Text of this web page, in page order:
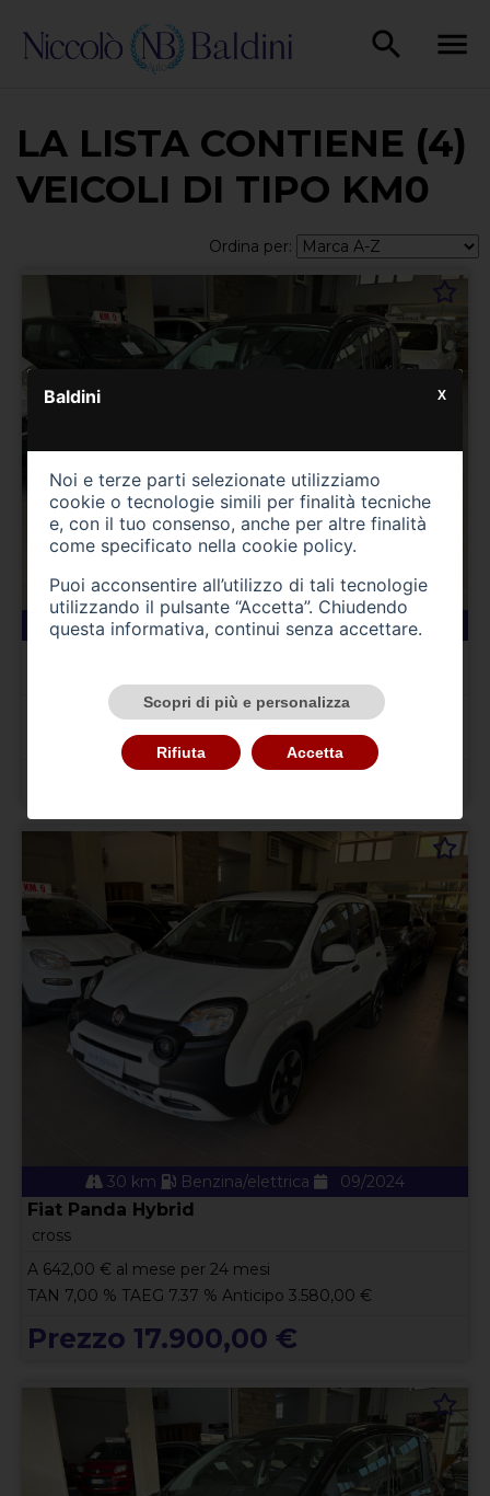
LA LISTA CONTIENE (4)
VEICOLI DI TIPO KM0
Ordina per:
6 km 12/2024
€ al mese per 24 mesi
TAN 7,00 % TAEG 7.26 % Anticipo 3.500,00 €
30 km Benzina/elettrica 09/2024
Fiat Panda Hybrid
cross
A 642,00 € al mese per 24 mesi
TAN 7,00 % TAEG 7.37 % Anticipo 3.580,00 €
Prezzo 17.900,00 €
Baldini
Noi e terze parti selezionate utilizziamo
cookie o tecnologie simili per finalità tecniche
e, con il tuo consenso, anche per altre finalità
come specificato nella cookie policy.
Puoi acconsentire all’utilizzo di tali tecnologie
utilizzando il pulsante “Accetta”. Chiudendo
questa informativa, continui senza accettare.
Scopri di più e personalizza
Rifiuta Accetta
X